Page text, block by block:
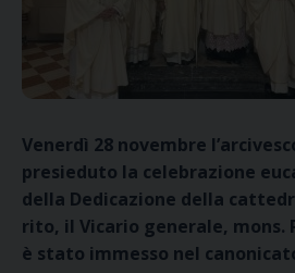
Venerdì 28 novembre
presieduto la celebrazione
della Dedicazione della
rito, il Vicario generale, mons.
è stato immesso nel